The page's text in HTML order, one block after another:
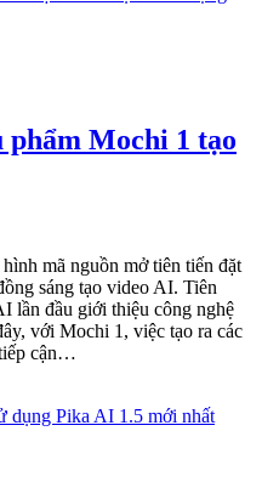
phẩm Mochi 1 tạo
mã nguồn mở tiên tiến đặt
sáng tạo video AI. Tiên
lần đầu giới thiệu công nghệ
với Mochi 1, việc tạo ra các
cận…